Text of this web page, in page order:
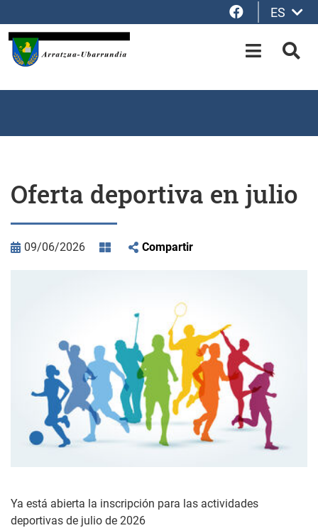
Facebook
ES
OPEN-
Oferta deportiva en julio
09/06/2026 Compartir
Ya está abierta la inscripción para las actividades
deportivas de julio de 2026